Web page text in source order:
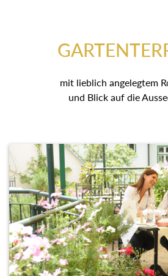
mit lieblich angelegtem
und Blick auf die